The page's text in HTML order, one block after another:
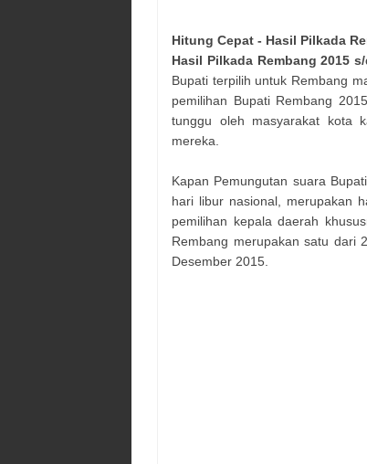
Hitung Cepat - Hasil Pilkada
Hasil Pilkada Rembang 2015
Bupati terpilih untuk Rembang
pemilihan Bupati Rembang
tunggu oleh masyarakat kota
mereka.
Kapan Pemungutan suara Bupati
hari libur nasional, merupakan
pemilihan kepala daerah
Rembang merupakan satu dari
Desember 2015.